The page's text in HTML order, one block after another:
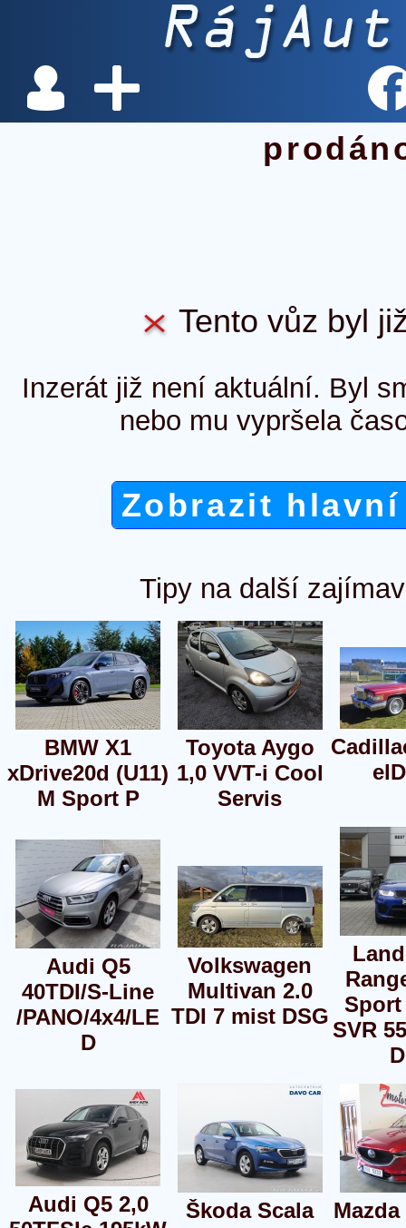
Tento vůz byl
Inzerát již není aktuální. Byl
nebo mu vypršela
Zobrazit
Tipy na další
BMW X1
xDrive20d (U11)
M Sport P
Toyota Aygo
1,0 VVT-i Cool
Servis
Audi Q5
40TDI/S-Line
/PANO/4x4/LE
D
Volkswagen
Multivan 2.0
TDI 7 mist DSG
Sport
SVR
Audi Q5 2,0
Škoda Scala
Mazda